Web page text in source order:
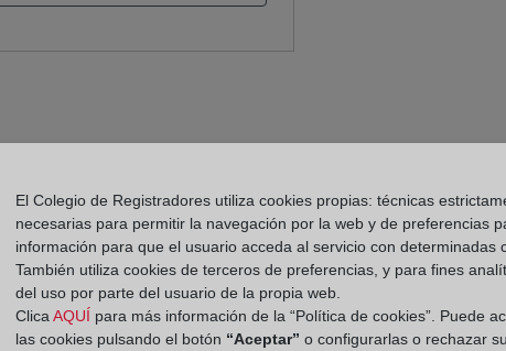
un Registro de la Propiedad
El Colegio de Registradores utiliza cookies propias: técnicas
necesarias para permitir la navegación por la web y de preferencias
información para que el usuario acceda al servicio con determinadas
También utiliza cookies de terceros de preferencias, y para fines
del uso por parte del usuario de la propia web.
Clica AQUÍ para más información de la “Política de cookies”. Puede
las cookies pulsando el botón “Aceptar” o configurarlas o rechazar